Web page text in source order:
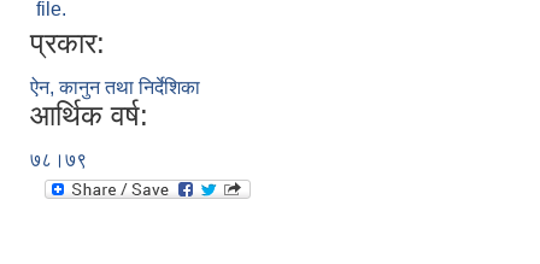
file.
प्रकार:
ऐन, कानुन तथा निर्देशिका
आर्थिक वर्ष:
७८।७९